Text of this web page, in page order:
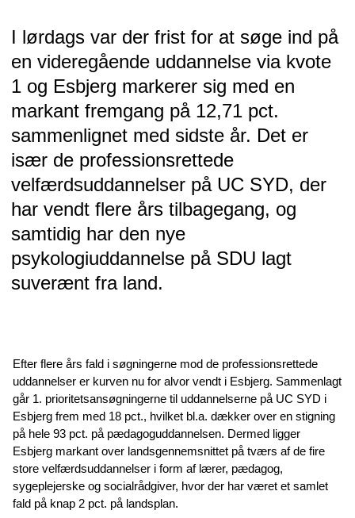
I lørdags var der frist for at søge ind på
en videregående uddannelse via kvote
1 og Esbjerg markerer sig med en
markant fremgang på 12,71 pct.
sammenlignet med sidste år. Det er
især de professionsrettede
velfærdsuddannelser på UC SYD, der
har vendt flere års tilbagegang, og
samtidig har den nye
psykologiuddannelse på SDU lagt
suverænt fra land.
Efter flere års fald i søgningerne mod de professionsrettede
uddannelser er kurven nu for alvor vendt i Esbjerg. Sammenlagt
går 1. prioritetsansøgningerne til uddannelserne på UC SYD i
Esbjerg frem med 18 pct., hvilket bl.a. dækker over en stigning
på hele 93 pct. på pædagoguddannelsen. Dermed ligger
Esbjerg markant over landsgennemsnittet på tværs af de fire
store velfærdsuddannelser i form af lærer, pædagog,
sygeplejerske og socialrådgiver, hvor der har været et samlet
fald på knap 2 pct. på landsplan.